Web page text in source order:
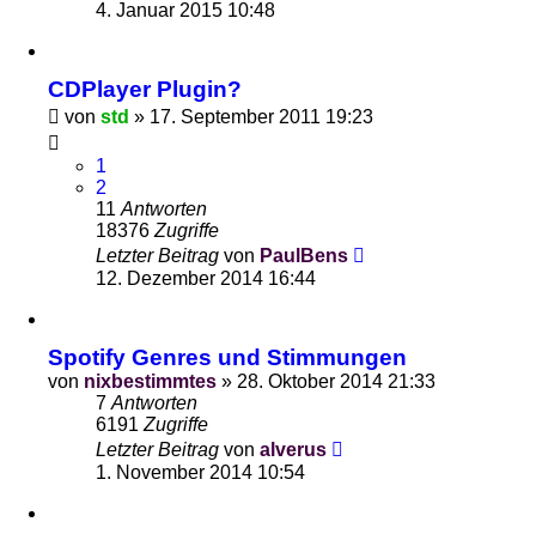
4. Januar 2015 10:48
CDPlayer Plugin?
von std » 17. September 2011 19:23
1
2
11 Antworten
18376 Zugriffe
Letzter Beitrag von PaulBens
12. Dezember 2014 16:44
Spotify Genres und Stimmungen
von nixbestimmtes » 28. Oktober 2014 21:33
7 Antworten
6191 Zugriffe
Letzter Beitrag von alverus
1. November 2014 10:54